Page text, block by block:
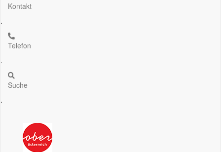
Kontakt
.
Telefon
.
Suche
.